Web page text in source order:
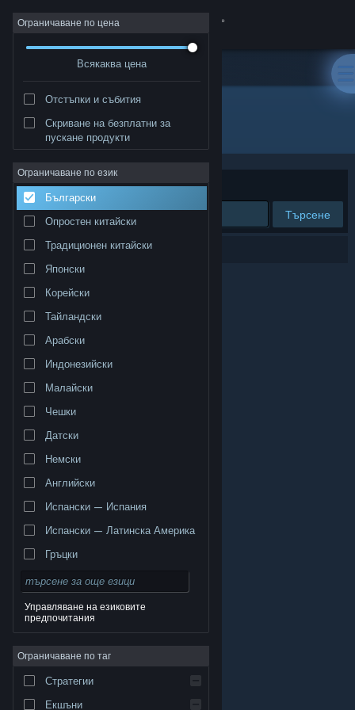
Вписване
Относно
Поддръжка
Смяна на езика
търговски марки принадлежат на съответните им
собственици в САЩ и други страни.
поверителност|Юридическа информация|
Достъпност|Условия за ползване на Steam
Възстановявания|Бисквитки
Ограничаване по цена
Всякаква цена
Отстъпки и събития
Скриване на безплатни за
пускане продукти
Ограничаване по език
Български
Опростен китайски
Традиционен китайски
Японски
Корейски
Тайландски
Арабски
Индонезийски
Малайски
Чешки
Датски
Немски
Английски
Испански — Испания
Испански — Латинска Америка
Гръцки
Управляване на езиковите
предпочитания
Ограничаване по таг
Стратегии
Екшъни
Разработчик: PurpleLamp
Сортиране по Съответстване
Търсене
0 резултата съответстват на търсенето Ви.